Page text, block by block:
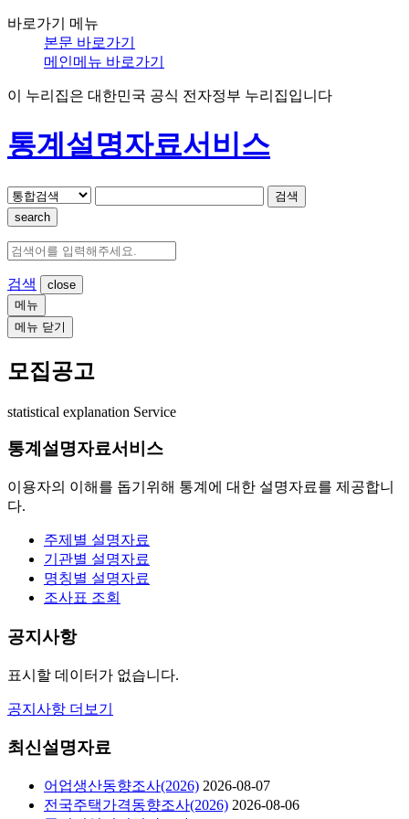
바로가기 메뉴
본문 바로가기
메인메뉴 바로가기
이 누리집은 대한민국 공식 전자정부 누리집입니다
통계설명자료서비스
검색
search
검색
메뉴
메뉴 닫기
모집공고
statistical explanation Service
통계설명자료서비스
이용자의 이해를 돕기위해 통계에 대한 설명자료를 제공합니
다.
주제별 설명자료
기관별 설명자료
명칭별 설명자료
조사표 조회
공지사항
표시할 데이터가 없습니다.
공지사항 더보기
최신설명자료
어업생산동향조사(2026) 2026-08-07
전국주택가격동향조사(2026) 2026-08-06